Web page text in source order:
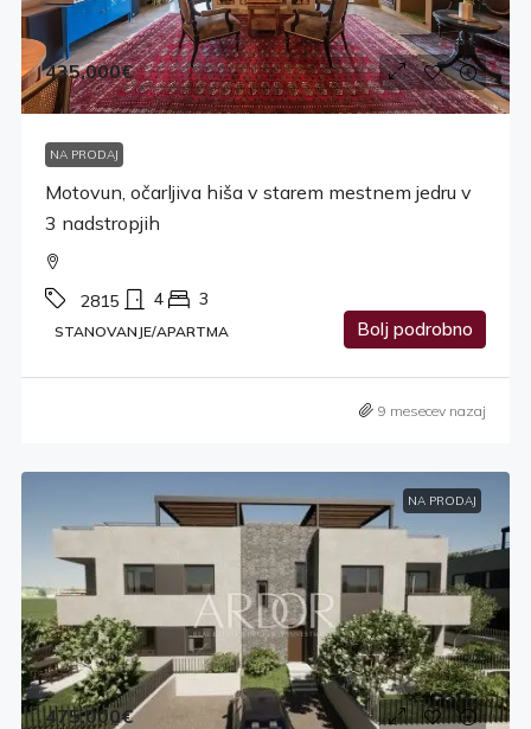
435,000€
NA PRODAJ
Motovun, očarljiva hiša v starem mestnem jedru v
3 nadstropjih
2815 4 3
STANOVANJE/APARTMA Bolj podrobno
9 mesecev nazaj
NA PRODAJ
475,000€